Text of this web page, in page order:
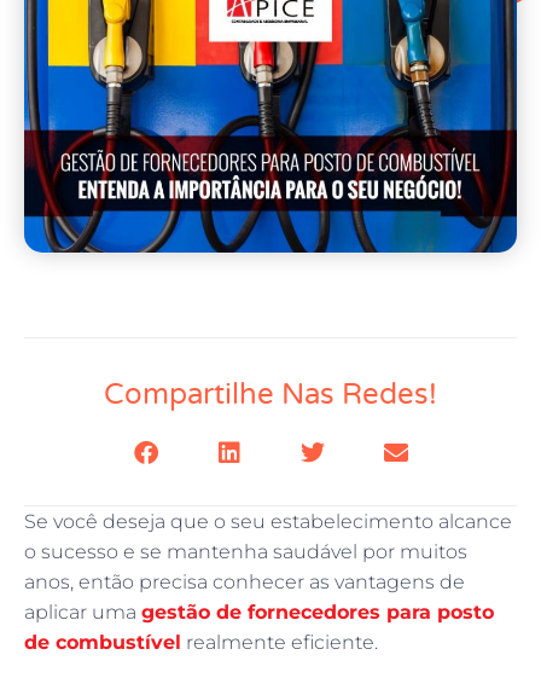
Compartilhe Nas Redes!
Se você deseja que o seu estabelecimento alcance
o sucesso e se mantenha saudável por muitos
anos, então precisa conhecer as vantagens de
aplicar uma gestão de fornecedores para posto
de combustível realmente eficiente.